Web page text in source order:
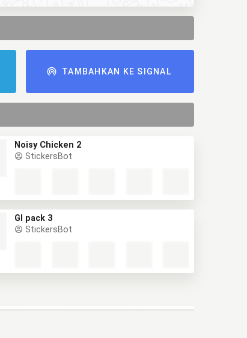
TAMBAHKAN KE SIGNAL
Noisy Chicken 2
StickersBot
GI pack 3
StickersBot